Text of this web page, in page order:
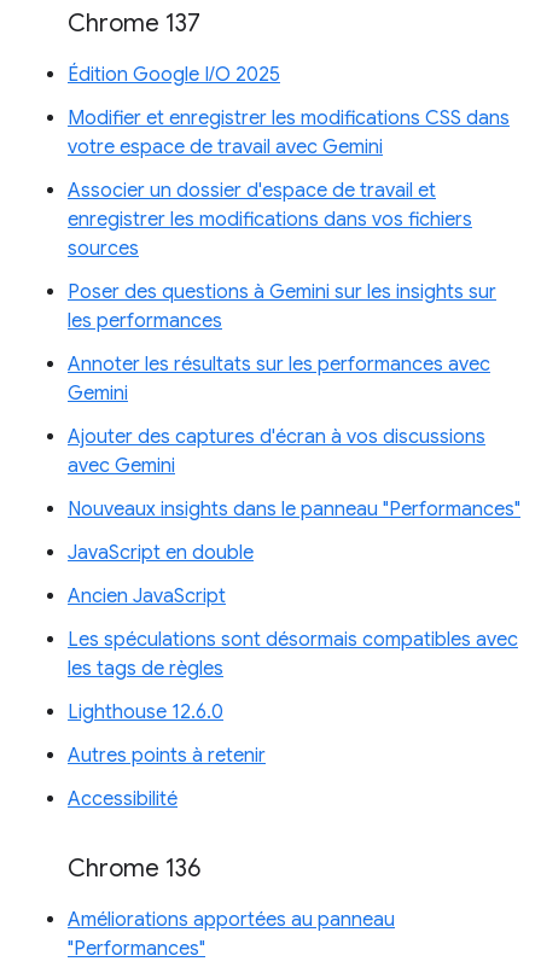
Chrome 137
Édition Google I/O 2025
Modifier et enregistrer les modifications CSS dans
votre espace de travail avec Gemini
Associer un dossier d'espace de travail et
enregistrer les modifications dans vos fichiers
sources
Poser des questions à Gemini sur les insights sur
les performances
Annoter les résultats sur les performances avec
Gemini
Ajouter des captures d'écran à vos discussions
avec Gemini
Nouveaux insights dans le panneau "Performances"
JavaScript en double
Ancien JavaScript
Les spéculations sont désormais compatibles avec
les tags de règles
Lighthouse 12.6.0
Autres points à retenir
Accessibilité
Chrome 136
Améliorations apportées au panneau
"Performances"